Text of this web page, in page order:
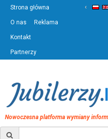
Strona główna
O nas Reklama
Kontakt
Partnerzy
‹
Nowoczesna platforma wymiany